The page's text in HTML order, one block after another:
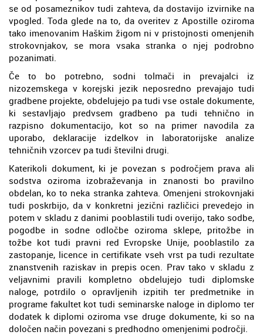
se od posameznikov tudi zahteva, da dostavijo izvirnike na
vpogled. Toda glede na to, da overitev z Apostille oziroma
tako imenovanim Haškim žigom ni v pristojnosti omenjenih
strokovnjakov, se mora vsaka stranka o njej podrobno
pozanimati.
Če to bo potrebno, sodni tolmači in prevajalci iz
nizozemskega v korejski jezik neposredno prevajajo tudi
gradbene projekte, obdelujejo pa tudi vse ostale dokumente,
ki sestavljajo predvsem gradbeno pa tudi tehnično in
razpisno dokumentacijo, kot so na primer navodila za
uporabo, deklaracije izdelkov in laboratorijske analize
tehničnih vzorcev pa tudi številni drugi.
Katerikoli dokument, ki je povezan s področjem prava ali
sodstva oziroma izobraževanja in znanosti bo pravilno
obdelan, ko to neka stranka zahteva. Omenjeni strokovnjaki
tudi poskrbijo, da v konkretni jezični različici prevedejo in
potem v skladu z danimi pooblastili tudi overijo, tako sodbe,
pogodbe in sodne odločbe oziroma sklepe, pritožbe in
tožbe kot tudi pravni red Evropske Unije, pooblastilo za
zastopanje, licence in certifikate vseh vrst pa tudi rezultate
znanstvenih raziskav in prepis ocen. Prav tako v skladu z
veljavnimi pravili kompletno obdelujejo tudi diplomske
naloge, potrdilo o opravljenih izpitih ter predmetnike in
programe fakultet kot tudi seminarske naloge in diplomo ter
dodatek k diplomi oziroma vse druge dokumente, ki so na
določen način povezani s predhodno omenjenimi področji.